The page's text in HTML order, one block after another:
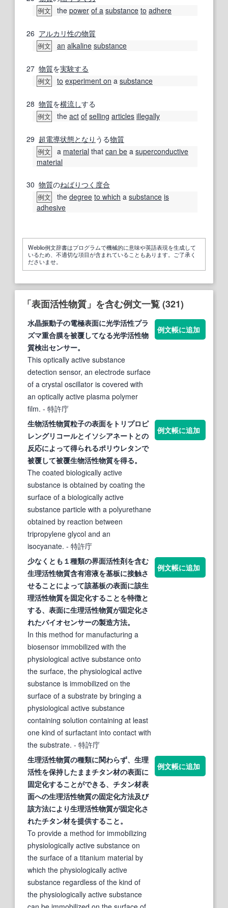
例文 the power of a substance to adhere
26 アルカリ性の物質
例文 an alkaline substance
27 物質を実験する
例文 to experiment on a substance
28 物質を横流しする
例文 the act of selling articles illegally
29 超電導状態となり うる物質
例文 a material that can be a superconductive
material
30 物質のねばりつく 度合
例文 the degree to which a substance is
adhesive
Weblio例文辞書はプログラムで機械的に意味や英語表現を生成して
いるため、不適切な項目が含まれていることもあります。ご了承く
ださいませ。
「表面活性物質」を含む例文一覧 (321)
水晶振動子の電極表面に光学活性プラ
ズマ重合膜を被覆してなる光学活性物
質検出センサー。
This optically active substance
detection sensor, an electrode surface
of a crystal oscillator is covered with
an optically active plasma polymer
film. - 特許庁
例文帳に追加
生物活性物質粒子の表面をトリプロピ
レングリコールとイソシアネートとの
反応によって得られるポリウレタンで
被覆して被覆生物活性物質を得る。
The coated biologically active
substance is obtained by coating the
surface of a biologically active
substance particle with a polyurethane
obtained by reaction between
tripropylene glycol and an
isocyanate. - 特許庁
例文帳に追加
少なくとも１種類の界面活性剤を含む
生理活性物質含有溶液を基板に接触さ
せることによって該基板の表面に該生
理活性物質を固定化することを特徴と
する、 表面に生理活性物質が固定化さ
れたバイオセンサーの製造方法。
In this method for manufacturing a
biosensor immobilized with the
physiological active substance onto
the surface, the physiological active
substance is immobilized on the
surface of a substrate by bringing a
physiological active substance
containing solution containing at least
one kind of surfactant into contact with
the substrate. - 特許庁
例文帳に追加
生理活性物質の種類に関わらず、生理
活性を保持したままチタン材の表面に
固定化することができる、チタン材表
面への生理活性物質の固定化方法及び
該方法により生理活性物質が固定化さ
れたチタン材を提供すること。
To provide a method for immobilizing
physiologically active substance on
the surface of a titanium material by
which the physiologically active
substance regardless of the kind of
the physiologically active substance
例文帳に追加